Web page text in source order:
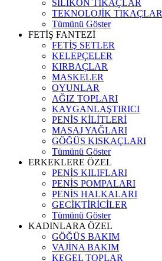
SİLİKON TIKAÇLAR
TEKNOLOJİK TIKAÇLAR
Tümünü Göster
FETİŞ FANTEZİ
FETİŞ SETLER
KELEPÇELER
KIRBAÇLAR
MASKELER
OYUNLAR
AĞIZ TOPLARI
KAYGANLAŞTIRICI
PENİS KİLİTLERİ
MASAJ YAĞLARI
GÖĞÜS KISKAÇLARI
Tümünü Göster
ERKEKLERE ÖZEL
PENİS KILIFLARI
PENİS POMPALARI
PENİS HALKALARI
GECİKTİRİCİLER
Tümünü Göster
KADINLARA ÖZEL
GÖĞÜS BAKIM
VAJİNA BAKIM
KEGEL TOPLAR